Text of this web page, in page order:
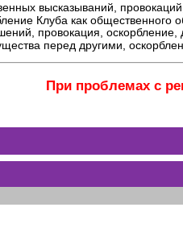
высказываний,
Клуба как общественного
провокация, оскорбление,
перед другими,
При проблемах с